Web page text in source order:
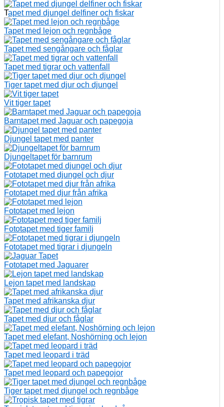
Tapet med djungel delfiner och fiskar
Tapet med lejon och regnbåge
Tapet med sengångare och fåglar
Tapet med tigrar och vattenfall
Tiger tapet med djur och djungel
Vit tiger tapet
Barntapet med Jaguar och papegoja
Djungel tapet med panter
Djungeltapet för barnrum
Fototapet med djungel och djur
Fototapet med djur från afrika
Fototapet med lejon
Fototapet med tiger familj
Fototapet med tigrar i djungeln
Fototapet med Jaguarer
Lejon tapet med landskap
Tapet med afrikanska djur
Tapet med djur och fåglar
Tapet med elefant, Noshörning och lejon
Tapet med leopard i träd
Tapet med leopard och papegojor
Tiger tapet med djungel och regnbåge